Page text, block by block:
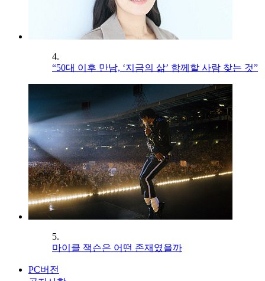
4.
“50대 이후 만남, ‘지금의 삶’ 함께할 사람 찾는 것”
5.
마이클 잭슨은 어떤 존재였을까
PC버전